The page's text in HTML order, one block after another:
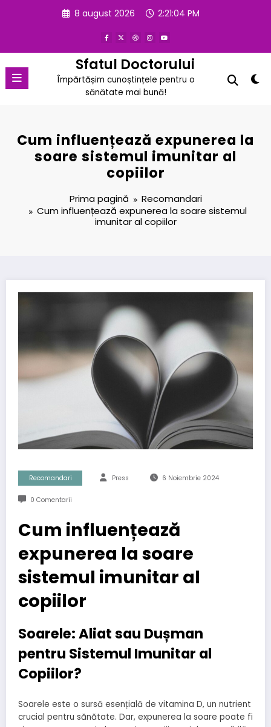
8 august 2026 2:21:04 PM
Sfatul Doctorului
Împărtășim cunoștințele pentru o
sănătate mai bună!
Cum influențează expunerea la
soare sistemul imunitar al
copiilor
Prima pagină
Recomandari
Cum influențează expunerea la soare sistemul
imunitar al copiilor
Recomandari Press 6 Noiembrie 2024
0 Comentarii
Cum influențează
expunerea la soare
sistemul imunitar al
copiilor
Soarele: Aliat sau Dușman
pentru Sistemul Imunitar al
Copiilor?
Soarele este o sursă esențială de vitamina D, un nutrient
crucial pentru sănătate. Dar, expunerea la soare poate fi